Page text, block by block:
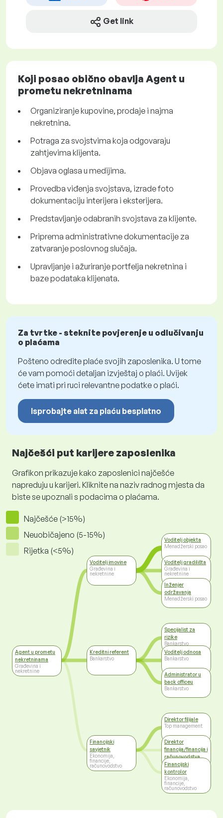
Get link
Koji posao obično obavlja Agent u
prometu nekretninama
Organiziranje kupovine, prodaje i najma
nekretnina.
Potraga za svojstvima koja odgovaraju
zahtjevima klijenta.
Objava oglasa u medijima.
Provedba viđenja svojstava, izrade foto
dokumentaciju interijera i eksterijera.
Predstavljanje odabranih svojstava za klijente.
Priprema administrativne dokumentacije za
zatvaranje poslovnog slučaja.
Upravljanje i ažuriranje portfelja nekretnina i
baze podataka klijenata.
Za tvrtke - steknite povjerenje u odlučivanju
o plaćama
Pošteno odredite plaće svojih zaposlenika. U tome
će vam pomoći detaljan izvještaj o plaći. Uvijek
ćete imati pri ruci relevantne podatke o plaći.
Isprobajte alat za plaću besplatno
Najčešći put karijere zaposlenika
Grafikon prikazuje kako zaposlenici najčešće
napreduju u karijeri. Kliknite na naziv radnog mjesta da
biste se upoznali s podacima o plaćama.
Najčešće (>15%)
Neuobičajeno (5-15%)
Rijetka (<5%)
Agent u prometu
nekretninama
Građevina i
nekretnine
Voditelj imovine
Građevina i
nekretnine
Kreditni referent
Bankarstvo
Financijski
savjetnik
Ekonomija,
financije,
računovodstvo
Voditelj objekta
Menadžerski posao
Voditelj gradilišta
Građevina i
nekretnine
Inženjer
održavanja
Menadžerski posao
Specijalist za
rizike
Bankarstvo
Voditelj odnosa
Bankarstvo
Administrator u
back officeu
Bankarstvo
Direktor filijale
Top management
Direktor
financija/financija i
računovodstva
Top management
Financijski
kontrolor
Ekonomija,
financije,
računovodstvo